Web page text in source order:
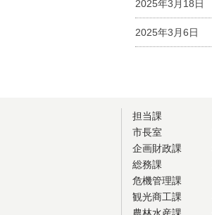
2025年3月18日
2025年3月6日
担当課
市長室
企画財政課
総務課
危機管理課
観光商工課